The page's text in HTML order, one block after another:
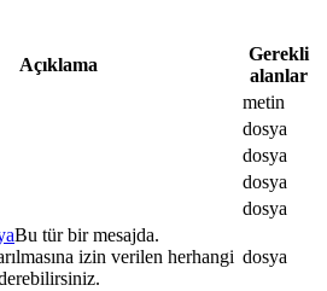
Açıklama
Gerekli
alanlar
metin
dosya
dosya
dosya
dosya
Bu tür bir mesajda.
izin verilen herhangi dosya